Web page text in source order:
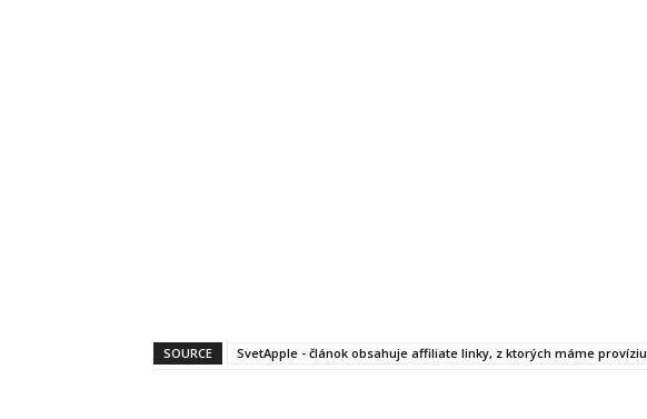
SOURCE SvetApple - článok obsahuje affiliate linky, z ktorých máme províziu